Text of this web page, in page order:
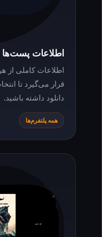
اطلاعات پست‌ها
اطلاعات کاملی از
قرار می‌گیرد تا
دانلود داشته باشید.
همه پلتفرم‌ها